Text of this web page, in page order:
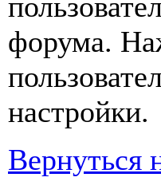
форума.
настройки.
Вернуться